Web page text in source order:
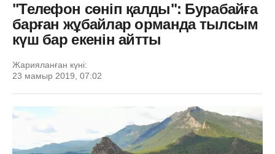
"Телефон сөніп қалды": Бурабайға
барған жұбайлар орманда тылсым
күш бар екенін айтты
Жарияланған күні:
23 мамыр 2019, 07:02